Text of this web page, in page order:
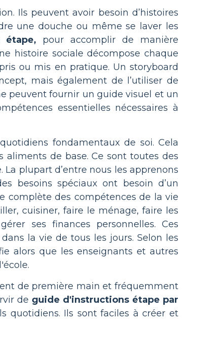
Ils peuvent avoir besoin d’histoires
une douche ou même se laver les
étape, pour accomplir de manière
histoire sociale décompose chaque
ou mis en pratique. Un storyboard
mais également de l’utiliser de
peuvent fournir un guide visuel et un
essentielles nécessaires à
fondamentaux de soi. Cela
de base. Ce sont toutes des
plupart d’entre nous les apprenons
besoins spéciaux ont besoin d’un
complète des compétences de la vie
cuisiner, faire le ménage, faire les
ses finances personnelles. Ces
la vie de tous les jours. Selon les
alors que les enseignants et autres
de première main et fréquemment
de guide d'instructions étape par
quotidiens. Ils sont faciles à créer et